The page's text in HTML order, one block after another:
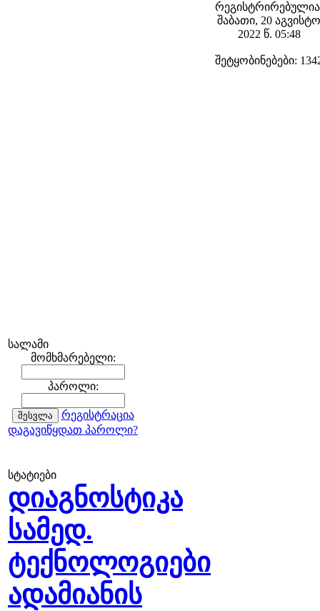
სალამი
მომხმარებელი:
პაროლი:
რეგისტრაცია
დაგავიწყდათ პაროლი?
სტატიები
დიაგნოსტიკა
სამედ.
ტექნოლოგიები
ადამიანის
შაბათი, 20 აგვისტო
2022 წ. 05:48
შეტყობინებები: